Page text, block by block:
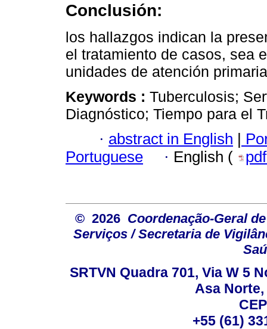
Conclusión:
los hallazgos indican la
el tratamiento de casos, sea
unidades de atención
Keywords : Tuberculosis;
Diagnóstico; Tiempo para el
· abstract in English
Portuguese
· English (
© 2026 Coordenação-Geral
Serviços / Secretaria de
SRTVN Quadra 701, Via W 5
Asa
+55 (61)